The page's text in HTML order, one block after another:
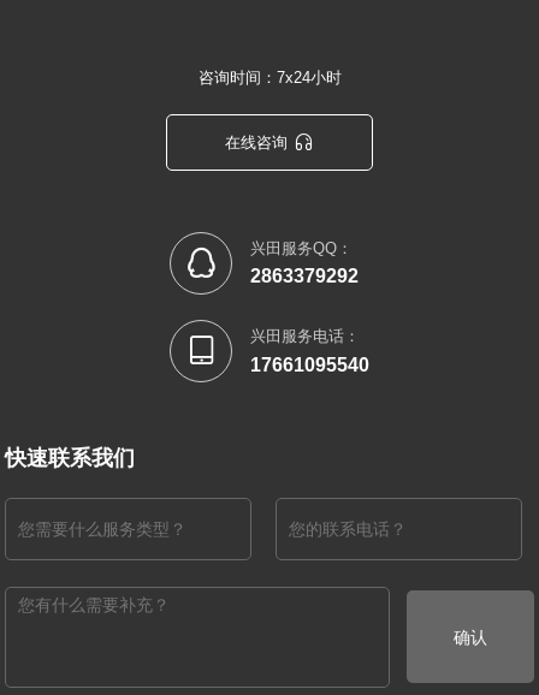
咨询时间：7x24小时
在线咨询 
 兴田服务QQ：
2863379292
 兴田服务电话：
17661095540
快速联系我们
确认